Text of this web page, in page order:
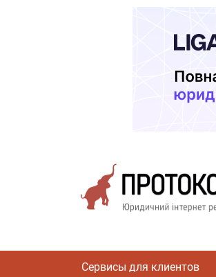
Сервисы для клиентов